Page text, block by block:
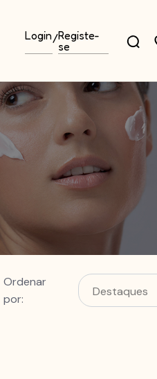
Login/Registe-
se
Ordenar
por: